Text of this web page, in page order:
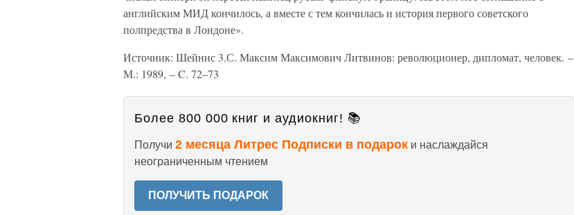
английским МИД кончилось, а вместе с тем кончилась и история первого советского
полпредства в Лондоне».
Источник: Шейнис 3.С. Максим Максимович Литвинов: революционер, дипломат, человек. –
М.: 1989, – C. 72–73
Более 800 000 книг и аудиокниг! 📚
Получи 2 месяца Литрес Подписки в подарок и наслаждайся
неограниченным чтением
ПОЛУЧИТЬ ПОДАРОК